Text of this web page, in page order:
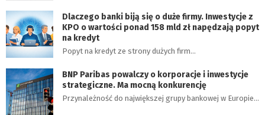
Dlaczego banki biją się o duże firmy. Inwestycje z
KPO o wartości ponad 158 mld zł napędzają popyt
na kredyt
Popyt na kredyt ze strony dużych firm…
BNP Paribas powalczy o korporacje i inwestycje
strategiczne. Ma mocną konkurencję
Przynależność do największej grupy bankowej w Europie…